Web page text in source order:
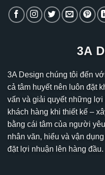
3A
3A Design chúng tôi đến
cả tâm huyết nên luôn đặt
vấn và giải quyết những
khách hàng khi thiết kế –
bằng cái tâm của người
nhân văn, hiểu và vận
đặt lợi nhuận lên hàng đầu.